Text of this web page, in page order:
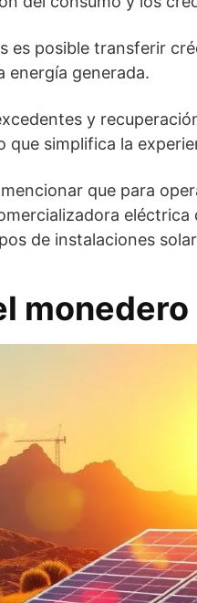
es posible transferir
energía generada.
y
que simplifica la
que para
eléctrica
de instalaciones